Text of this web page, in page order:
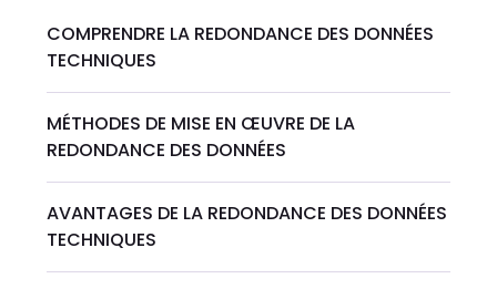
COMPRENDRE LA REDONDANCE DES DONNÉES
TECHNIQUES
MÉTHODES DE MISE EN ŒUVRE DE LA
REDONDANCE DES DONNÉES
AVANTAGES DE LA REDONDANCE DES DONNÉES
TECHNIQUES